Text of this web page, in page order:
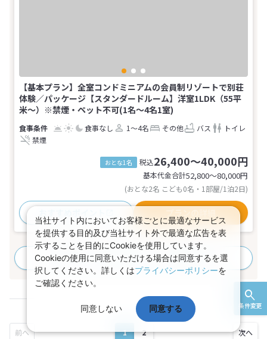
条件変更
【基本プラン】全室コンドミニアムの会員制リゾートで別荘
体験／パッケージ【スタンダードルーム】洋室1LDK（55平
米～）※禁煙・ペット不可(1名～4名1室)
食事なし 1～4名 その他 バス
トイレ
禁煙
おとな1名 税込26,400～40,000円
基本代金合計52,800〜80,000円
(おとな2名 こども0名・1部屋/1泊2日)
すべてのプランを見る(1プラン、3部屋タイプ)
1 2
当社サイト内においてお客様ごとに最適なサービス
を提供する目的及び当社サイト外で最適な広告を表
示することを目的にCookieを使用しています。
Cookieの使用に同意いただける場合は同意するを選
択してください。詳しくはプライバシーポリシーを
ご確認ください。
同意しない 同意する